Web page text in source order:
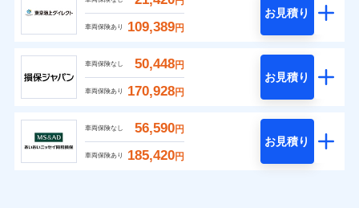
車両保険あり 109,389円
お見積り
車両保険なし 50,448円
車両保険あり 170,928円
お見積り
車両保険なし 56,590円
車両保険あり 185,420円
お見積り